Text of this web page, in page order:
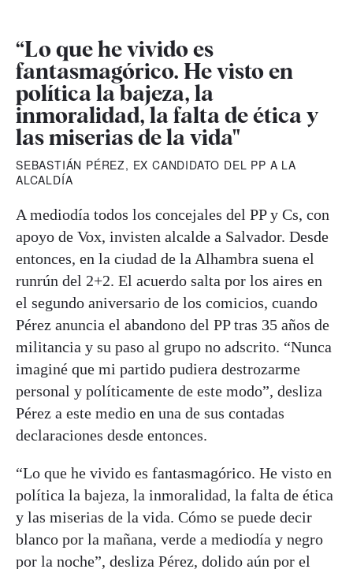
“Lo que he vivido es
fantasmagórico. He visto en
política la bajeza, la
inmoralidad, la falta de ética y
las miserias de la vida"
SEBASTIÁN PÉREZ, EX CANDIDATO DEL PP A LA
ALCALDÍA
A mediodía todos los concejales del PP y Cs, con
apoyo de Vox, invisten alcalde a Salvador. Desde
entonces, en la ciudad de la Alhambra suena el
runrún del 2+2. El acuerdo salta por los aires en
el segundo aniversario de los comicios, cuando
Pérez anuncia el abandono del PP tras 35 años de
militancia y su paso al grupo no adscrito. “Nunca
imaginé que mi partido pudiera destrozarme
personal y políticamente de este modo”, desliza
Pérez a este medio en una de sus contadas
declaraciones desde entonces.
“Lo que he vivido es fantasmagórico. He visto en
política la bajeza, la inmoralidad, la falta de ética
y las miserias de la vida. Cómo se puede decir
blanco por la mañana, verde a mediodía y negro
por la noche”, desliza Pérez, dolido aún por el